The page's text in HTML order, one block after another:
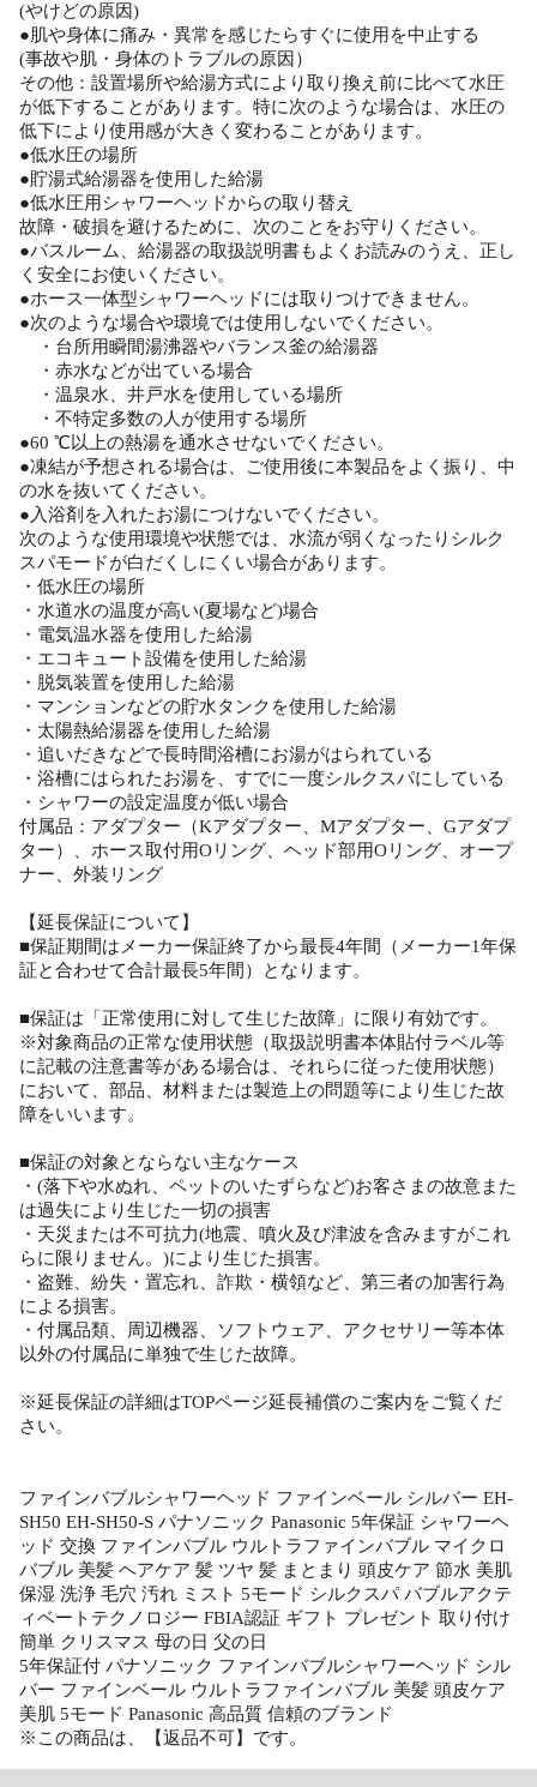
(やけどの原因)
●肌や身体に痛み・異常を感じたらすぐに使用を中止する
(事故や肌・身体のトラブルの原因）
その他：設置場所や給湯方式により取り換え前に比べて水圧
が低下することがあります。特に次のような場合は、水圧の
低下により使用感が大きく変わることがあります。
●低水圧の場所
●貯湯式給湯器を使用した給湯
●低水圧用シャワーヘッドからの取り替え
故障・破損を避けるために、次のことをお守りください。
●バスルーム、給湯器の取扱説明書もよくお読みのうえ、正し
く安全にお使いください。
●ホース一体型シャワーヘッドには取りつけできません。
●次のような場合や環境では使用しないでください。
・台所用瞬間湯沸器やバランス釜の給湯器
・赤水などが出ている場合
・温泉水、井戸水を使用している場所
・不特定多数の人が使用する場所
●60 ℃以上の熱湯を通水させないでください。
●凍結が予想される場合は、ご使用後に本製品をよく振り、中
の水を抜いてください。
●入浴剤を入れたお湯につけないでください。
次のような使用環境や状態では、水流が弱くなったりシルク
スパモードが白だくしにくい場合があります。
・低水圧の場所
・水道水の温度が高い(夏場など)場合
・電気温水器を使用した給湯
・エコキュート設備を使用した給湯
・脱気装置を使用した給湯
・マンションなどの貯水タンクを使用した給湯
・太陽熱給湯器を使用した給湯
・追いだきなどで長時間浴槽にお湯がはられている
・浴槽にはられたお湯を、すでに一度シルクスパにしている
・シャワーの設定温度が低い場合
付属品：アダプター（Kアダプター、Mアダプター、Gアダプ
ター）、ホース取付用Oリング、ヘッド部用Oリング、オープ
ナー、外装リング
【延長保証について】
■保証期間はメーカー保証終了から最長4年間（メーカー1年保
証と合わせて合計最長5年間）となります。
■保証は「正常使用に対して生じた故障」に限り有効です。
※対象商品の正常な使用状態（取扱説明書本体貼付ラベル等
に記載の注意書等がある場合は、それらに従った使用状態）
において、部品、材料または製造上の問題等により生じた故
障をいいます。
■保証の対象とならない主なケース
・(落下や水ぬれ、ペットのいたずらなど)お客さまの故意また
は過失により生じた一切の損害
・天災または不可抗力(地震、噴火及び津波を含みますがこれ
らに限りません。)により生じた損害。
・盗難、紛失・置忘れ、詐欺・横領など、第三者の加害行為
による損害。
・付属品類、周辺機器、ソフトウェア、アクセサリー等本体
以外の付属品に単独で生じた故障。
※延長保証の詳細はTOPページ延長補償のご案内をご覧くだ
さい。
ファインバブルシャワーヘッド ファインベール シルバー EH-
SH50 EH-SH50-S パナソニック Panasonic 5年保証 シャワーヘ
ッド 交換 ファインバブル ウルトラファインバブル マイクロ
バブル 美髪 ヘアケア 髪 ツヤ 髪 まとまり 頭皮ケア 節水 美肌
保湿 洗浄 毛穴 汚れ ミスト 5モード シルクスパ バブルアクテ
ィベートテクノロジー FBIA認証 ギフト プレゼント 取り付け
簡単 クリスマス 母の日 父の日
5年保証付 パナソニック ファインバブルシャワーヘッド シル
バー ファインベール ウルトラファインバブル 美髪 頭皮ケア
美肌 5モード Panasonic 高品質 信頼のブランド
※この商品は、【返品不可】です。